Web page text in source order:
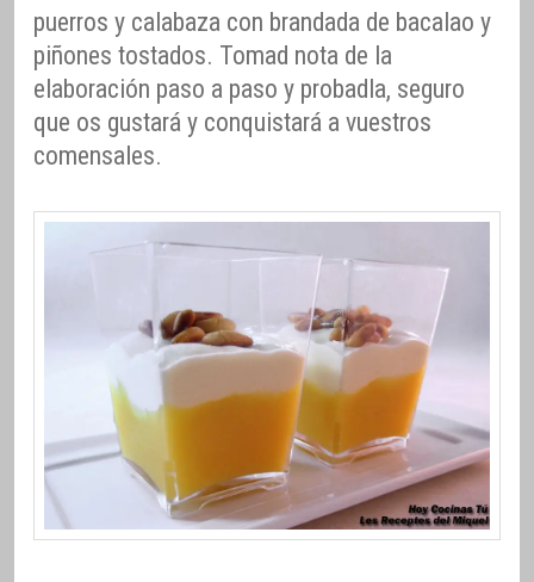
puerros y calabaza con brandada de bacalao y
piñones tostados. Tomad nota de la
elaboración paso a paso y probadla, seguro
que os gustará y conquistará a vuestros
comensales.